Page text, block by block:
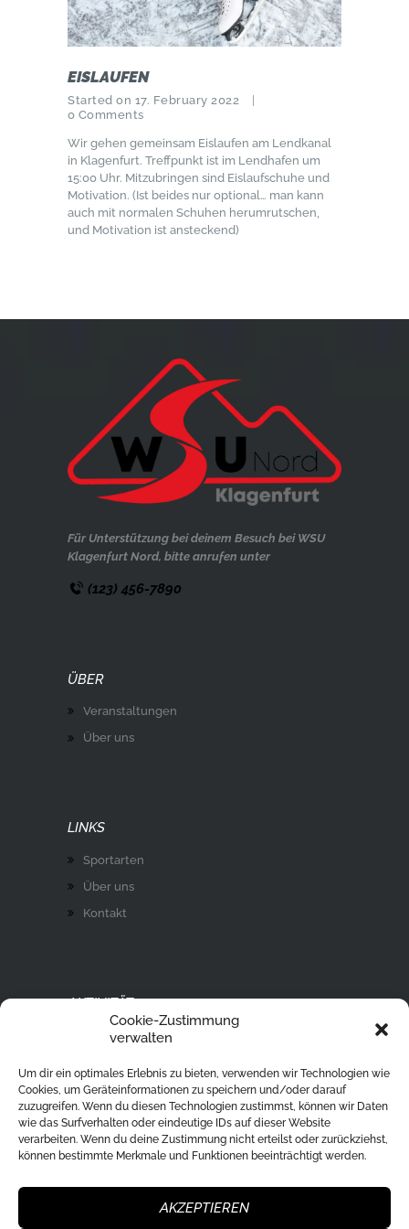
Cookie-Zustimmung
verwalten
Um dir ein optimales Erlebnis zu bieten, verwenden wir Technologien wie
Cookies, um Geräteinformationen zu speichern und/oder darauf
zuzugreifen. Wenn du diesen Technologien zustimmst, können wir Daten
wie das Surfverhalten oder eindeutige IDs auf dieser Website
verarbeiten. Wenn du deine Zustimmung nicht erteilst oder zurückziehst,
können bestimmte Merkmale und Funktionen beeinträchtigt werden.
AKZEPTIEREN
EISLAUFEN
Started on 17. February 2022
0 Comments
Wir gehen gemeinsam Eislaufen am Lendkanal
in Klagenfurt. Treffpunkt ist im Lendhafen um
15:00 Uhr. Mitzubringen sind Eislaufschuhe und
Motivation. (Ist beides nur optional… man kann
auch mit normalen Schuhen herumrutschen,
und Motivation ist ansteckend)
Für Unterstützung bei deinem Besuch bei WSU
Klagenfurt Nord, bitte anrufen unter
(123) 456-7890
ÜBER
Veranstaltungen
Über uns
LINKS
Sportarten
Über uns
Kontakt
AKTIVITÄT
Ski Alpin
Langlaufen
Eislaufen
Ski Tour